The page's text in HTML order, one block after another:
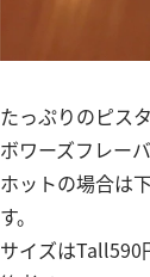
たっぷりのピス
ボワーズフレー
ホットの場合は
す。
サイズはTall590